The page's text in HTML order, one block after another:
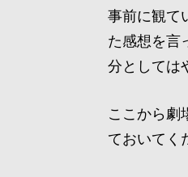
事前に観て
た感想を言
分としては
ここから劇
ておいてく